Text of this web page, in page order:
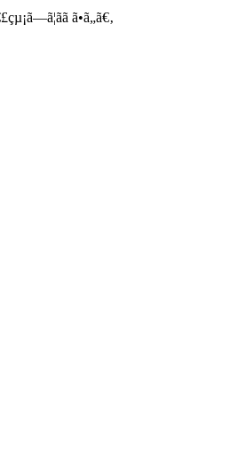
ã•ã„ã€‚